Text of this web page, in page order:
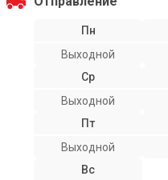
Пн
Выходной
Ср
Выходной
Пт
Выходной
Вс